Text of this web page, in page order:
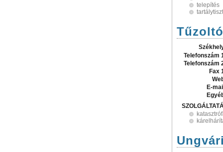
telepítés
Telefonszám
Telefonszám
Fax
E-